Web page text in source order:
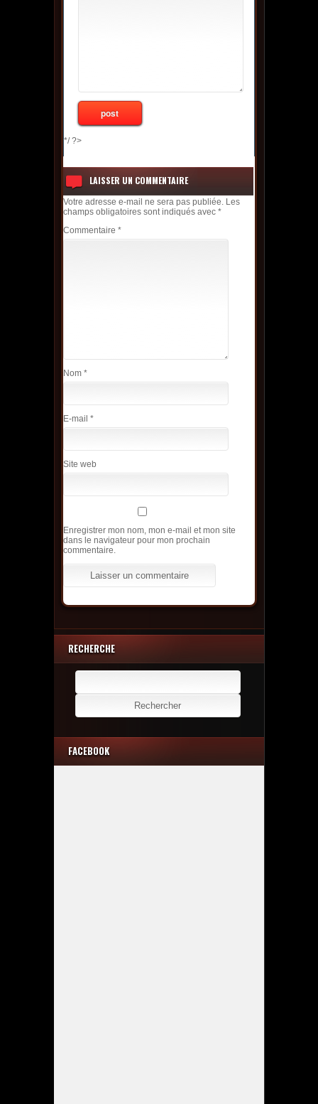
*/ ?>
LAISSER UN COMMENTAIRE
Votre adresse e-mail ne sera pas publiée. Les
champs obligatoires sont indiqués avec *
Commentaire *
Nom *
E-mail *
Site web
Enregistrer mon nom, mon e-mail et mon site
dans le navigateur pour mon prochain
commentaire.
RECHERCHE
Rechercher :
FACEBOOK